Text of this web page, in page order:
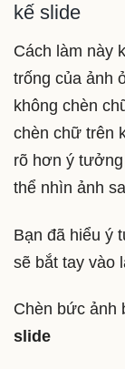
kế slide
Cách làm này
trống của ảnh
không chèn
chèn chữ trên
rõ hơn ý
thể nhìn ảnh
Bạn đã hiểu ý
sẽ bắt tay vào
Chèn bức ảnh
slide